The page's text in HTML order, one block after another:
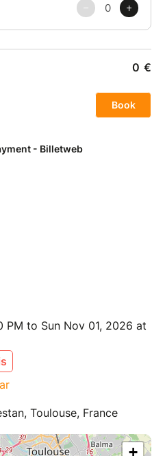
remontons sur l’autel et
de tous les Fils de
et qu’il ne s’éteigne pas.
to Sun Nov 01, 2026 at
Toulouse, France
+